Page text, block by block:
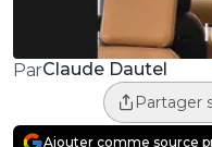
ParClaude Dautel
Partager
Ajouter comme source